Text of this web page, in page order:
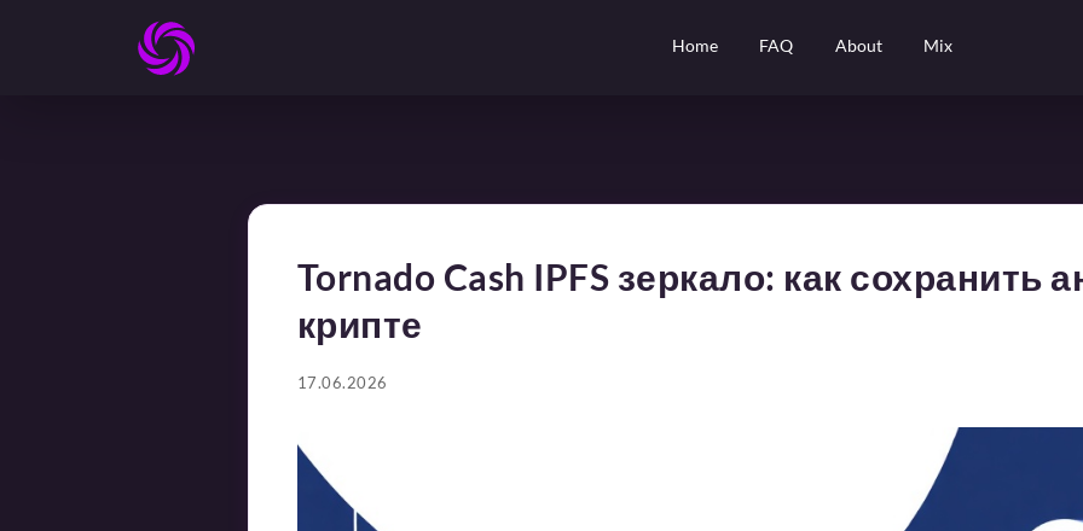
Home FAQ About Mix
Tornado Cash IPFS зеркало: как сохранить
крипте
17.06.2026